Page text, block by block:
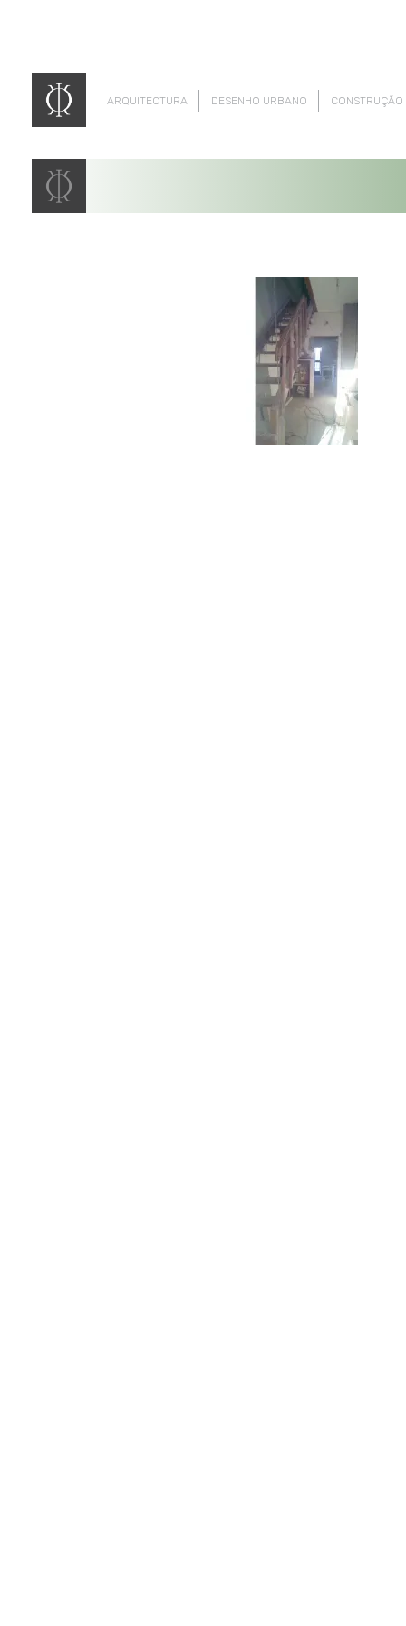
ARQUITECTURA DESENHO URBANO CONSTRUÇÃO